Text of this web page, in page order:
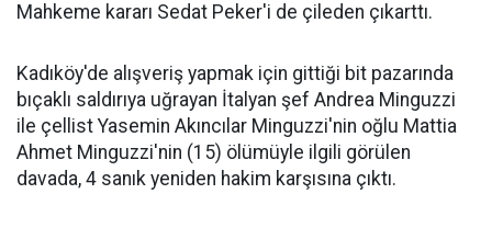
Mahkeme kararı Sedat Peker'i de çileden çıkarttı.
Kadıköy'de alışveriş yapmak için gittiği bit pazarında
bıçaklı saldırıya uğrayan İtalyan şef Andrea Minguzzi
ile çellist Yasemin Akıncılar Minguzzi'nin oğlu Mattia
Ahmet Minguzzi'nin (15) ölümüyle ilgili görülen
davada, 4 sanık yeniden hakim karşısına çıktı.